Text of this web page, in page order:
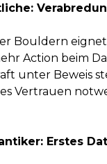
Bouldern
Action beim
unter Beweis
Vertrauen
Erstes